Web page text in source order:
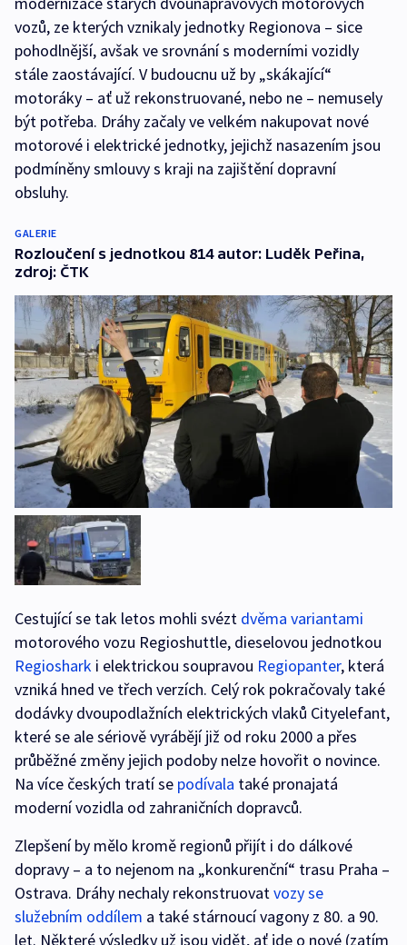
vozů, ze kterých vznikaly jednotky Regionova – sice
pohodlnější, avšak ve srovnání s moderními vozidly
stále zaostávající. V budoucnu už by „skákající“
motoráky – ať už rekonstruované, nebo ne – nemusely
být potřeba. Dráhy začaly ve velkém nakupovat nové
motorové i elektrické jednotky, jejichž nasazením jsou
podmíněny smlouvy s kraji na zajištění dopravní
obsluhy.
GALERIE
Rozloučení s jednotkou 814 autor: Luděk Peřina,
zdroj: ČTK
Cestující se tak letos mohli svézt dvěma variantami
motorového vozu Regioshuttle, dieselovou jednotkou
Regioshark i elektrickou soupravou Regiopanter, která
vzniká hned ve třech verzích. Celý rok pokračovaly také
dodávky dvoupodlažních elektrických vlaků Cityelefant,
které se ale sériově vyrábějí již od roku 2000 a přes
průběžné změny jejich podoby nelze hovořit o novince.
Na více českých tratí se podívala také pronajatá
moderní vozidla od zahraničních dopravců.
Zlepšení by mělo kromě regionů přijít i do dálkové
dopravy – a to nejenom na „konkurenční“ trasu Praha –
Ostrava. Dráhy nechaly rekonstruovatvozy se
služebním oddílem a také stárnoucí vagony z 80. a 90.
let. Některé výsledky už jsou vidět, ať jde o nové (zatím